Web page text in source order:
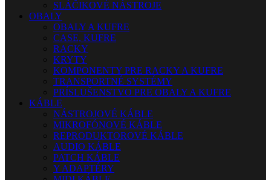
SLÁČIKOVÉ NÁSTROJE
OBALY
OBALY A KUFRE
CASE, KUFRE
RACKY
KRYTY
KOMPONENTY PRE RACKY A KUFRE
TRANSPORTNÉ SYSTÉMY
PRÍSLUŠENSTVO PRE OBALY A KUFRE
KÁBLE
NÁSTROJOVÉ KÁBLE
MIKROFÓNOVÉ KÁBLE
REPRODUKTOROVÉ KÁBLE
AUDIO KÁBLE
PATCH KÁBLE
Y ADAPTÉRY